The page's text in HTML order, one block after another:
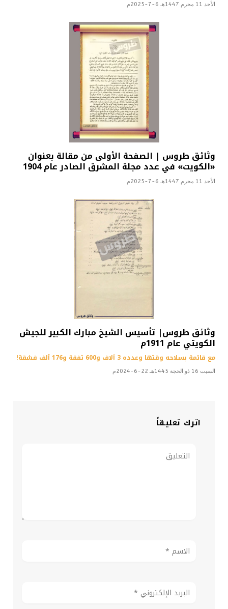
الأحد 11 محرم 1447هـ 6-7-2025م
وثائق طروس | الصفحة الأولى من مقالة بعنوان
«الكويت» في عدد مجلة المشرق الصادر عام 1904
الأحد 11 محرم 1447هـ 6-7-2025م
وثائق طروس| تأسيس الشيخ مبارك الكبير للجيش
الكويتي عام 1911م
مع قائمة بسلاحه وقتها وعدده 3 آلاف و600 تفقة و176 ألف فشقة!
السبت 16 ذو الحجة 1445هـ 22-6-2024م
اترك تعليقاً